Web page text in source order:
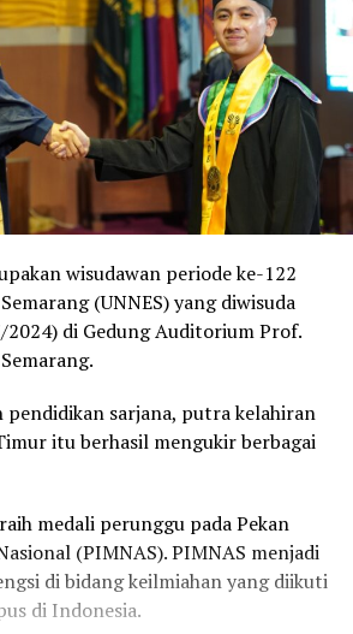
wisudawan periode ke-122
(UNNES) yang diwisuda
2024) di Gedung Auditorium Prof.
pendidikan sarjana, putra kelahiran
itu berhasil mengukir berbagai
medali perunggu pada Pekan
(PIMNAS). PIMNAS menjadi
di bidang keilmiahan yang diikuti
di Indonesia.